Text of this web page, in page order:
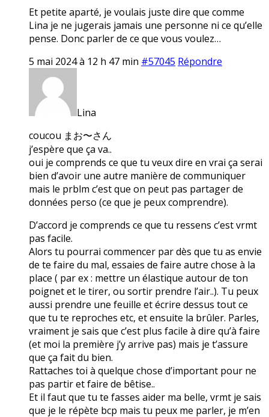
Et petite aparté, je voulais juste dire que comme
Lina je ne jugerais jamais une personne ni ce qu’elle
pense. Donc parler de ce que vous voulez…
5 mai 2024 à 12 h 47 min #57045 Répondre
Lina
coucou まお〜さん
j’espère que ça va..
oui je comprends ce que tu veux dire en vrai ça serai
bien d’avoir une autre manière de communiquer
mais le prblm c’est que on peut pas partager de
données perso (ce que je peux comprendre).
D’accord je comprends ce que tu ressens c’est vrmt
pas facile.
Alors tu pourrai commencer par dès que tu as envie
de te faire du mal, essaies de faire autre chose à la
place ( par ex : mettre un élastique autour de ton
poignet et le tirer, ou sortir prendre l’air..). Tu peux
aussi prendre une feuille et écrire dessus tout ce
que tu te reproches etc, et ensuite la brûler. Parles,
vraiment je sais que c’est plus facile à dire qu’à faire
(et moi la première j’y arrive pas) mais je t’assure
que ça fait du bien.
Rattaches toi à quelque chose d’important pour ne
pas partir et faire de bêtise..
Et il faut que tu te fasses aider ma belle, vrmt je sais
que je le répète bcp mais tu peux me parler, je m’en